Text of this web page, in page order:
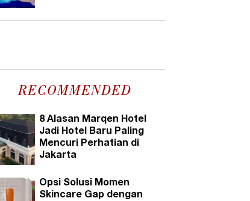
RECOMMENDED
8 Alasan Marqen Hotel
Jadi Hotel Baru Paling
Mencuri Perhatian di
Jakarta
Opsi Solusi Momen
Skincare Gap dengan